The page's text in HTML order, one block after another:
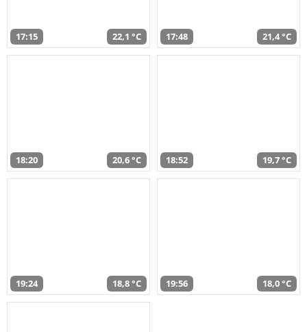
17:15 22,1 °C 17:48 21,4 °C
18:20 20,6 °C 18:52 19,7 °C
19:24 18,8 °C 19:56 18,0 °C